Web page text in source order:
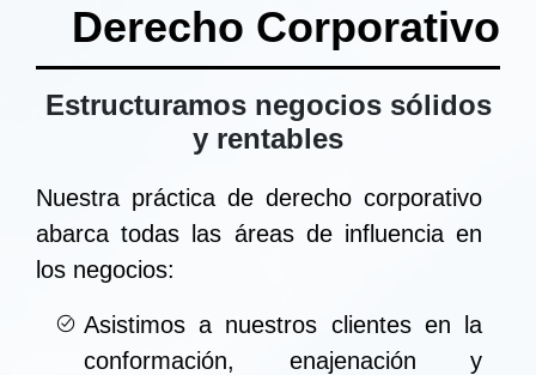
Derecho Corporativo
Estructuramos negocios sólidos
y rentables
Nuestra práctica de derecho corporativo
abarca todas las áreas de influencia en
los negocios:
Asistimos a nuestros clientes en la
conformación, enajenación y